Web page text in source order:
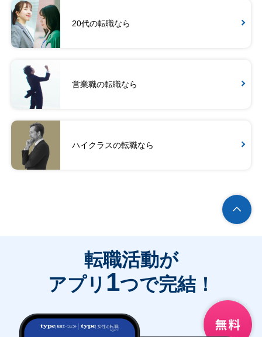
20代の転職なら
営業職の転職なら
ハイクラスの転職なら
転職活動が
アプリ 1つで完結！